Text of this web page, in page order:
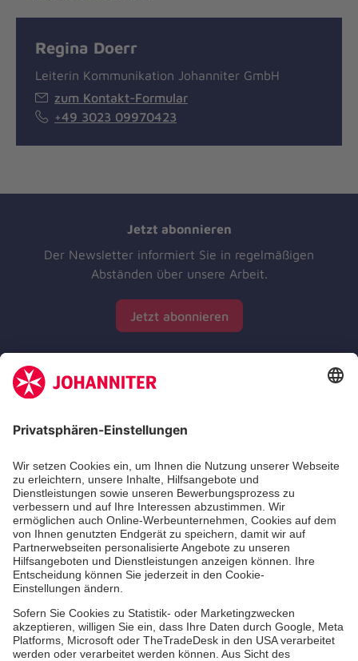
Regina Doerr
Leiterin Kommunikation Johanniter GmbH
zum Kontakt-Formular
+49 3023 09970423
Jetzt abonnieren
Der Newsletter informiert Sie in regelmäßigen
Abständen über unsere Arbeit.
Jetzt abonnieren
Zertifizierung der Johanniter-Unfall-Hilfe e.V.
Die Johanniter GmbH führt das Spendenzertifikat
des Deutschen Spendenrats e.V.
Dienste & Leistungen